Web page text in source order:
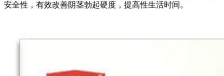
安全性，有效改善阴茎勃起硬度，提高性生活时间。